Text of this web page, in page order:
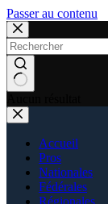
Passer au contenu
Accueil
Pros
Nationales
Fédérales
Régionales